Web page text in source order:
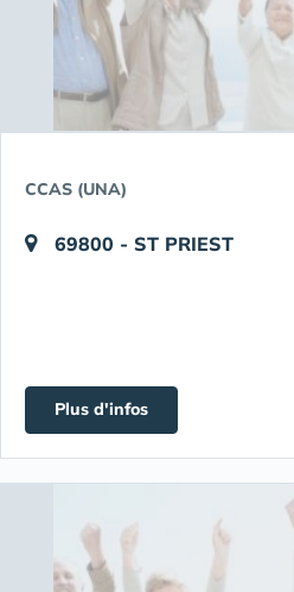
CCAS (UNA)
69800 - ST PRIEST
Plus d'infos